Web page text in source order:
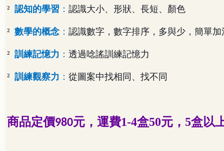
² 認知的學習 ： 認識大小、形狀、長短、顏色
² 數學的概念： 認識數字，數字排序，多與少，簡單加
² 訓練記憶力 ： 透過唸謠訓練記憶力
² 訓練觀察力 ： 從圖案中找相同、找不同
商品定價980元， 運費1-4盒50元，5盒以